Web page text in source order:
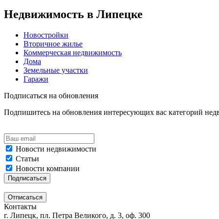
Недвижимость в Липецке
Новостройки
Вторичное жилье
Коммерческая недвижимость
Дома
Земельные участки
Гаражи
Подписаться на обновления
Подпишитесь на обновления интересующих вас категорий
Новости недвижимости
Статьи
Новости компании
Контакты
г. Липецк, пл. Петра Великого, д. 3, оф. 300